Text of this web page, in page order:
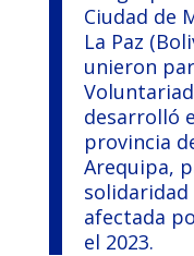
Ciudad de
La Paz
unieron
desarrolló
provincia
Arequipa,
solidaridad
afectada
el 2023.